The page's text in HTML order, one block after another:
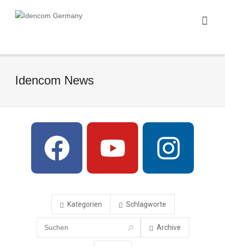
Idencom News
Kategorien Schlagworte
Archive